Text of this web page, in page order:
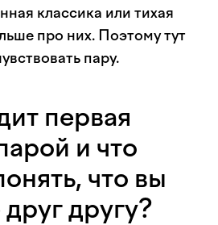
классика или тихая
про них. Поэтому тут
пару.
первая
и что
что вы
другу?